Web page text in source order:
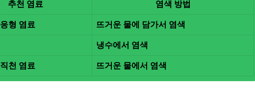
추천 염료 염색 방법
형 염료 뜨거운 물에 담가서 염색
냉수에서 염색
천 염료 뜨거운 물에서 염색